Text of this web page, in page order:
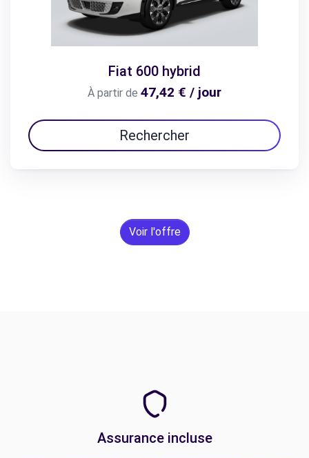
Fiat 600 hybrid
À partir de 47,42 € / jour
Rechercher
Voir l'offre
Assurance incluse